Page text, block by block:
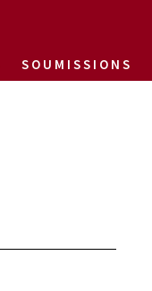
SOUMISSIONS